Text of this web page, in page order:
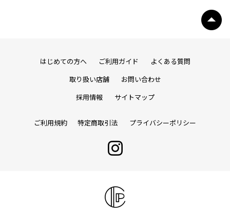
はじめての方へ ご利用ガイド よくある質問
取り扱い店舗 お問い合わせ
採用情報 サイトマップ
ご利用規約 特定商取引法 プライバシーポリシー